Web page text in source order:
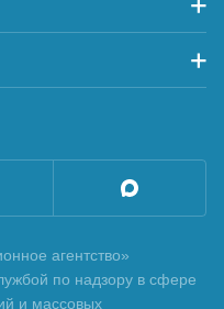
агентство»
по надзору в сфере
и массовых